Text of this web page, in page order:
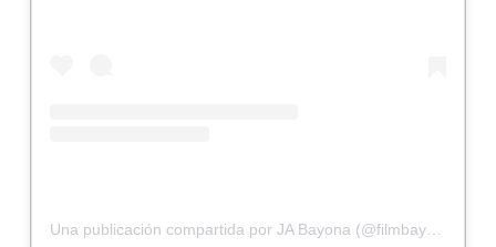
Una publicación compartida por JA Bayona (@filmbayona)